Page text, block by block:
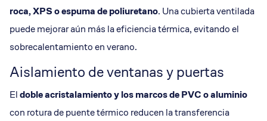
roca, XPS o espuma de poliuretano. Una cubierta ventilada
puede mejorar aún más la eficiencia térmica, evitando el
sobrecalentamiento en verano.
Aislamiento de ventanas y puertas
Eldoble acristalamiento y los marcos de PVC o aluminio
con rotura de puente térmico reducen la transferencia